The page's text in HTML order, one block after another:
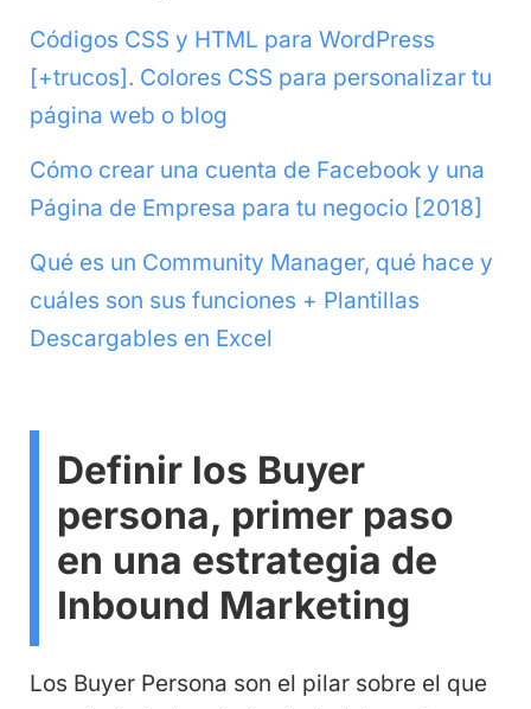
Códigos CSS y HTML para WordPress
[+trucos]. Colores CSS para personalizar tu
página web o blog
Cómo crear una cuenta de Facebook y una
Página de Empresa para tu negocio [2018]
Qué es un Community Manager, qué hace y
cuáles son sus funciones + Plantillas
Descargables en Excel
Definir los Buyer
persona, primer paso
en una estrategia de
Inbound Marketing
Los Buyer Persona son el pilar sobre el que